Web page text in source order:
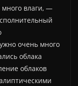
много влаги, —
очень много
облака
облаков